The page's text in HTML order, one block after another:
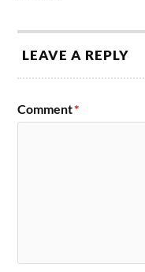
LEAVE A REPLY
Comment*